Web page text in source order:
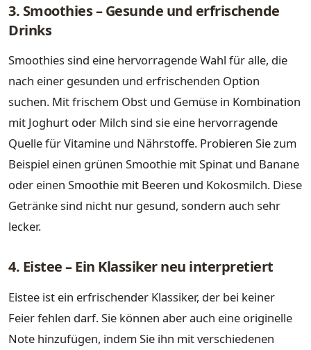
3. Smoothies – Gesunde und erfrischende
Drinks
Smoothies sind eine hervorragende Wahl für alle, die
nach einer gesunden und erfrischenden Option
suchen. Mit frischem Obst und Gemüse in Kombination
mit Joghurt oder Milch sind sie eine hervorragende
Quelle für Vitamine und Nährstoffe. Probieren Sie zum
Beispiel einen grünen Smoothie mit Spinat und Banane
oder einen Smoothie mit Beeren und Kokosmilch. Diese
Getränke sind nicht nur gesund, sondern auch sehr
lecker.
4. Eistee – Ein Klassiker neu interpretiert
Eistee ist ein erfrischender Klassiker, der bei keiner
Feier fehlen darf. Sie können aber auch eine originelle
Note hinzufügen, indem Sie ihn mit verschiedenen